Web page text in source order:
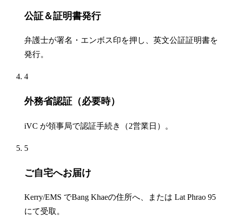
公証＆証明書発行
弁護士が署名・エンボス印を押し、英文公証証明書を
発行。
4
外務省認証（必要時）
iVC が領事局で認証手続き（2営業日）。
5
ご自宅へお届け
Kerry/EMS でBang Khaeの住所へ、または Lat Phrao 95
にて受取。